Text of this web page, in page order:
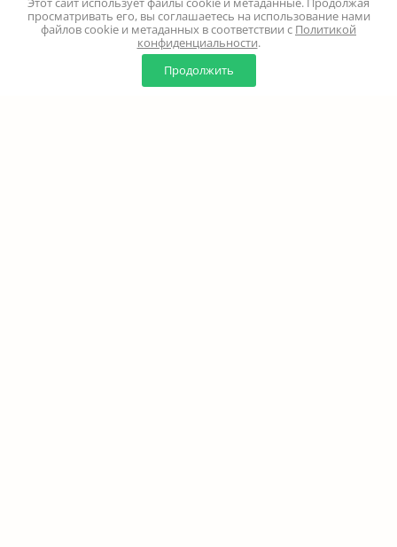
0
Корзина
просматривать его, вы соглашаетесь на использование нами
файлов cookie и метаданных в соответствии с Политикой
конфиденциальности.
Продолжить